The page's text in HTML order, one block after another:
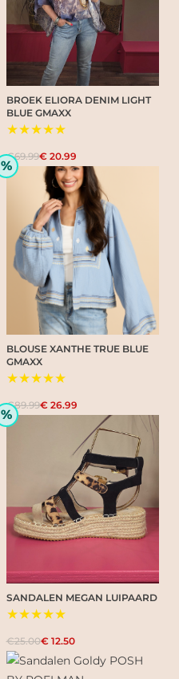
BROEK ELIORA DENIM LIGHT
BLUE GMAXX
★★★★★
€69.99€ 20.99
%
BLOUSE XANTHE TRUE BLUE
GMAXX
★★★★★
€89.99€ 26.99
%
SANDALEN MEGAN LUIPAARD
★★★★★
€25.00€ 12.50